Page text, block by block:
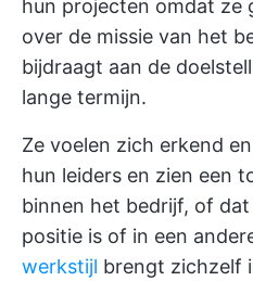
hun projecten omdat ze
over de missie van het
bijdraagt aan de
lange termijn.
Ze voelen zich erkend
hun leiders en zien een
binnen het bedrijf, of
positie is of in een
werkstijl brengt zichzelf